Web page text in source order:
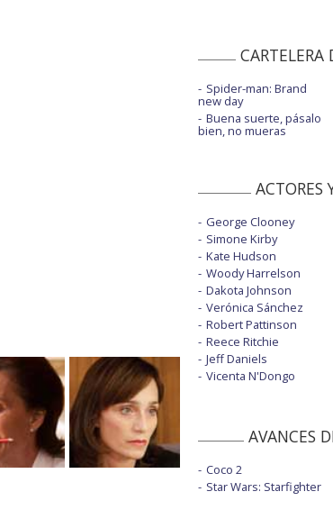
CARTELERA
Spider-man: Brand
new day
Buena suerte, pásalo
bien, no mueras
ACTORES
George Clooney
Simone Kirby
Kate Hudson
Woody Harrelson
Dakota Johnson
Verónica Sánchez
Robert Pattinson
Reece Ritchie
Jeff Daniels
Vicenta N'Dongo
AVANCES
Coco 2
Star Wars: Starfighter